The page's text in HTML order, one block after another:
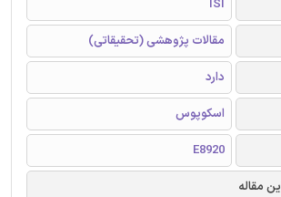
ISI
مقالات پژوهشی (تحقیقاتی)
دارد
اسکوپوس
E8920
مقاله